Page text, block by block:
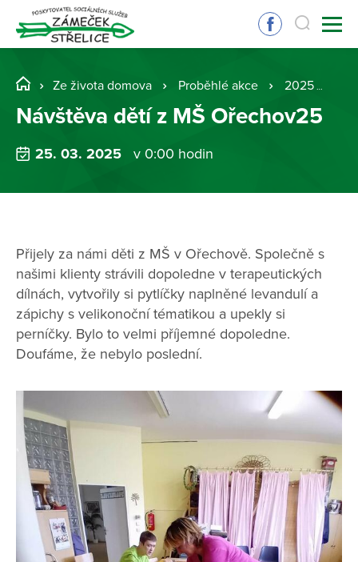
Ze života domova Proběhlé akce 2025
Návštěva dětí z MŠ Ořechov25
25. 03. 2025 v 0:00 hodin
Přijely za námi děti z MŠ v Ořechově. Společně s
našimi klienty strávili dopoledne v terapeutických
dílnách, vytvořily si pytlíčky naplněné levandulí a
zápichy s velikonoční tématikou a upekly si
perníčky. Bylo to velmi příjemné dopoledne.
Doufáme, že nebylo poslední.